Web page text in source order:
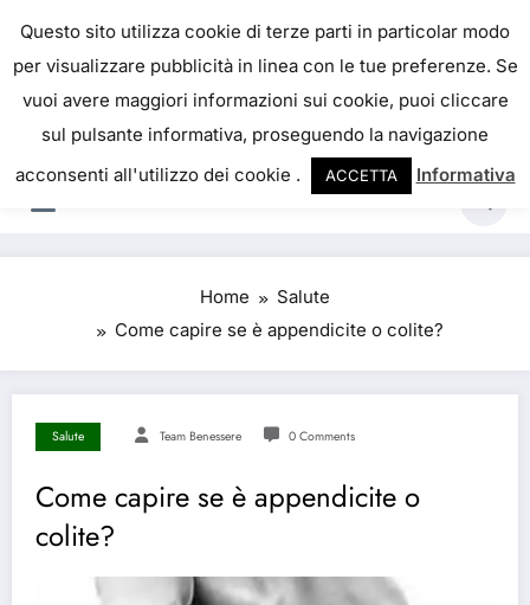
IL PORTALE DEL BENESSERE
La salute è come il denaro, non abbiamo mai una
vera idea del suo valore fino a quando la
perdiamo. Josh Billings
Home
Salute
Come capire se è appendicite o colite?
Salute Team Benessere 0 Comments
Come capire se è appendicite o
colite?
Questo sito utilizza cookie di terze parti in particolar modo
per visualizzare pubblicità in linea con le tue preferenze. Se
vuoi avere maggiori informazioni sui cookie, puoi cliccare
sul pulsante informativa, proseguendo la navigazione
acconsenti all'utilizzo dei cookie .
ACCETTA Informativa